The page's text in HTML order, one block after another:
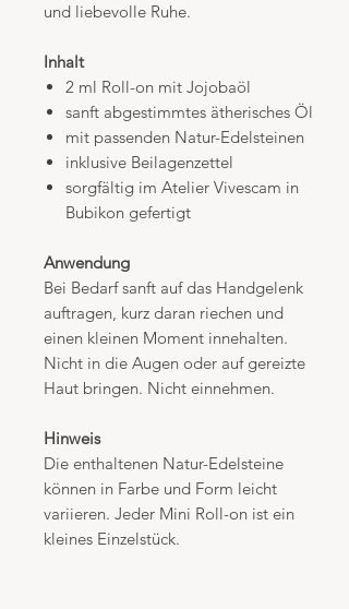
und liebevolle Ruhe.
Inhalt
2 ml Roll-on mit Jojobaöl
sanft abgestimmtes ätherisches Öl
mit passenden Natur-Edelsteinen
inklusive Beilagenzettel
sorgfältig im Atelier Vivescam in
Bubikon gefertigt
Anwendung
Bei Bedarf sanft auf das Handgelenk
auftragen, kurz daran riechen und
einen kleinen Moment innehalten.
Nicht in die Augen oder auf gereizte
Haut bringen. Nicht einnehmen.
Hinweis
Die enthaltenen Natur-Edelsteine
können in Farbe und Form leicht
variieren. Jeder Mini Roll-on ist ein
kleines Einzelstück.